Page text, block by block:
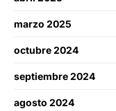
marzo 2025
octubre 2024
septiembre 2024
agosto 2024